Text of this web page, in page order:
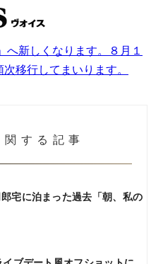
新しくなります。８月１
移行してまいります。
関する記事
宅に泊まった過去「朝、私の